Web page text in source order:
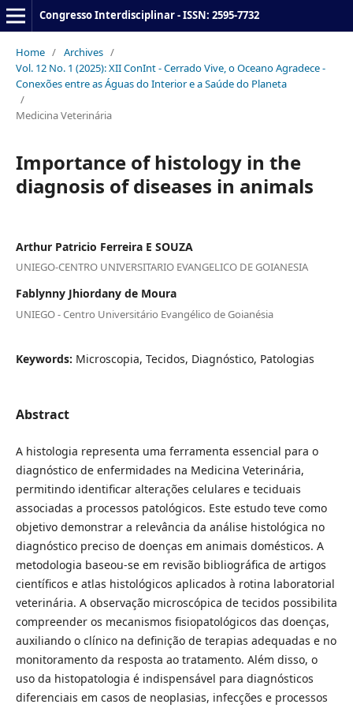
Congresso Interdisciplinar - ISSN: 2595-7732
Home / Archives /
Vol. 12 No. 1 (2025): XII ConInt - Cerrado Vive, o Oceano Agradece -
Conexões entre as Águas do Interior e a Saúde do Planeta
/
Medicina Veterinária
Importance of histology in the
diagnosis of diseases in animals
Arthur Patricio Ferreira E SOUZA
UNIEGO-CENTRO UNIVERSITARIO EVANGELICO DE GOIANESIA
Fablynny Jhiordany de Moura
UNIEGO - Centro Universitário Evangélico de Goianésia
Keywords: Microscopia, Tecidos, Diagnóstico, Patologias
Abstract
A histologia representa uma ferramenta essencial para o
diagnóstico de enfermidades na Medicina Veterinária,
permitindo identificar alterações celulares e teciduais
associadas a processos patológicos. Este estudo teve como
objetivo demonstrar a relevância da análise histológica no
diagnóstico preciso de doenças em animais domésticos. A
metodologia baseou-se em revisão bibliográfica de artigos
científicos e atlas histológicos aplicados à rotina laboratorial
veterinária. A observação microscópica de tecidos possibilita
compreender os mecanismos fisiopatológicos das doenças,
auxiliando o clínico na definição de terapias adequadas e no
monitoramento da resposta ao tratamento. Além disso, o
uso da histopatologia é indispensável para diagnósticos
diferenciais em casos de neoplasias, infecções e processos